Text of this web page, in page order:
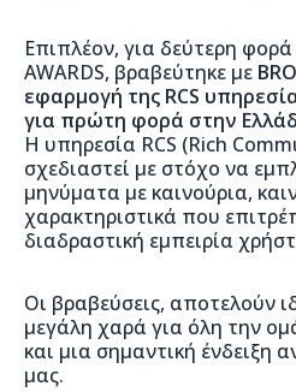
Επιπλέον, για δεύτερη
ΑWARDS, βραβεύτηκε με
εφαρμογή της RCS
για πρώτη φορά στην
Η υπηρεσία RCS (Rich
σχεδιαστεί με στόχο να
μηνύματα με καινούρια,
χαρακτηριστικά που
διαδραστική εμπειρία
Oι βραβεύσεις, αποτελούν
μεγάλη χαρά για όλη την
και μια σημαντική ένδειξη
μας.